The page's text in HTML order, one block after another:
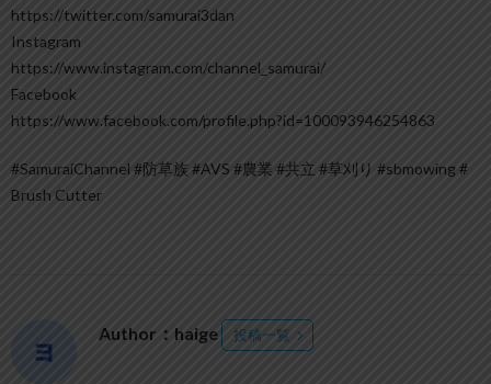
https://twitter.com/samurai3dan
Instagram
https://www.instagram.com/channel_samurai/
Facebook
https://www.facebook.com/profile.php?id=100093946254863
#SamuraiChannel #防草族 #AVS #農業 #共立 #草刈り #sbmowing #
Brush Cutter
Author：haige 投稿一覧